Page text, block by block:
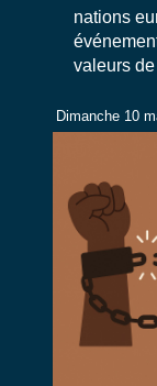
nations
valeurs
Dimanche 10